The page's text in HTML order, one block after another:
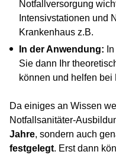
Notfallversorgung
Intensivstationen und
Krankenhaus z.B.
In der Anwendung:
Sie dann Ihr
können und helfen bei
Da einiges an Wissen
Notfallsanitäter-
Jahre, sondern auch
festgelegt. Erst dann